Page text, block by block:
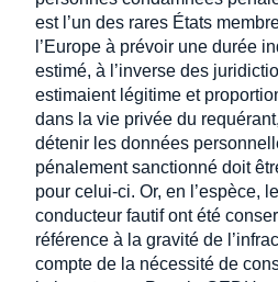
est l’un des rares États
l’Europe à prévoir une durée
estimé, à l’inverse des
estimaient légitime et
dans la vie privée du
détenir les données
pénalement sanctionné doit
pour celui-ci. Or, en l’espèce,
conducteur fautif ont été
référence à la gravité de
compte de la nécessité de